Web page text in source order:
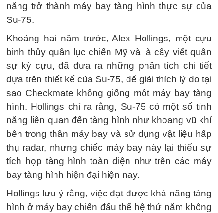
năng trở thành máy bay tàng hình thực sự của
Su-75.
Khoảng hai năm trước, Alex Hollings, một cựu
binh thủy quân lục chiến Mỹ và là cây viết quân
sự kỳ cựu, đã đưa ra những phân tích chi tiết
dựa trên thiết kế của Su-75, để giải thích lý do tại
sao Checkmate không giống một máy bay tàng
hình. Hollings chỉ ra rằng, Su-75 có một số tính
năng liên quan đến tàng hình như khoang vũ khí
bên trong thân máy bay và sử dụng vật liệu hấp
thụ radar, nhưng chiếc máy bay này lại thiếu sự
tích hợp tàng hình toàn diện như trên các máy
bay tàng hình hiện đại hiện nay.
Hollings lưu ý rằng, việc đạt được khả năng tàng
hình ở máy bay chiến đấu thế hệ thứ năm không